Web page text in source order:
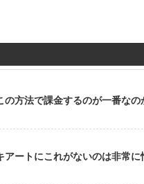
の方法で課金するのが一番な
アートにこれがないのは非常に